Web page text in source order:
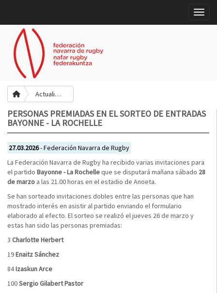
Actualidad
PERSONAS PREMIADAS EN EL SORTEO DE ENTRADAS
BAYONNE - LA ROCHELLE
27.03.2026- Federación Navarra de Rugby
La Federación Navarra de Rugby ha recibido varias invitaciones para
el partido Bayonne - La Rochelleque se disputará mañana sábado 28
de marzo a las 21.00 horas en el estadio de Anoeta.
Se han sorteado invitaciones dobles entre las personas que han
mostrado interés en asistir al partido enviando el formulario
elaborado al efecto. El sorteo se realizó el jueves 26 de marzo y
estas han sido las personas premiadas:
3 Charlotte Herbert
19Enaitz Sánchez
84Izaskun Arce
100Sergio Gilabert Pastor